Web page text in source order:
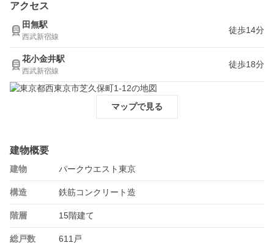
アクセス
田無駅
西武新宿線
徒歩14分
花小金井駅
西武新宿線
徒歩18分
マップで見る
建物概要
建物 パークウエスト東京
構造 鉄筋コンクリート造
階層 15階建て
総戸数 611戸